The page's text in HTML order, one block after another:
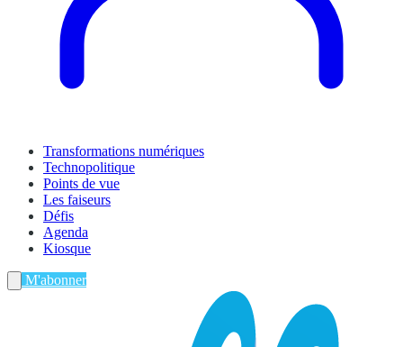
Transformations numériques
Technopolitique
Points de vue
Les faiseurs
Défis
Agenda
Kiosque
M'abonner